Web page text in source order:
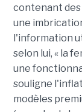
contenant des
une
l'information
selon lui, « la
une
souligne
modèles